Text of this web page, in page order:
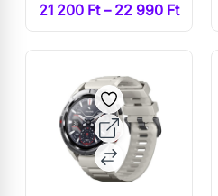
21 200 Ft – 22 990 Ft